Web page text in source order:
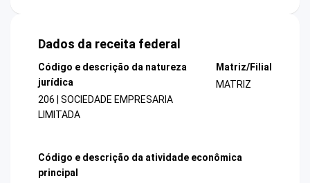
Dados da receita federal
Código e descrição da natureza
jurídica
206 | SOCIEDADE EMPRESARIA
LIMITADA
Matriz/Filial
MATRIZ
Código e descrição da atividade econômica
principal